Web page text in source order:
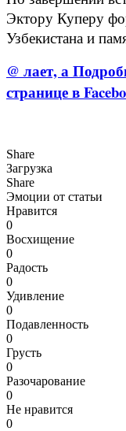
Эктору Куперу
Узбекистана и
@ лает, а
странице в
Share
Загрузка
Share
Эмоции от статьи
Нравится
0
Восхищение
0
Радость
0
Удивление
0
Подавленность
0
Грусть
0
Разочарование
0
Не нравится
0